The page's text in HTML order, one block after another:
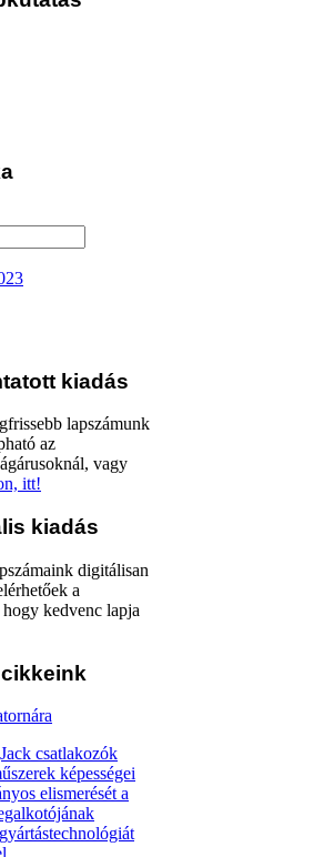
kiadás
lapszámunk
az
vagy
itt!
kiadás
digitálisan
a
kedvenc lapja
cikkeink
csatlakozók
képességei
elismerését a